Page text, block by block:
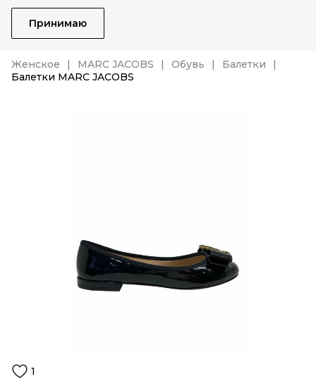
Принимаю
Женское MARC JACOBS Обувь
Балетки
Балетки MARC JACOBS
1